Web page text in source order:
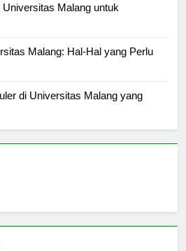
Malang untuk
Malang: Hal-Hal yang Perlu
di Universitas Malang yang